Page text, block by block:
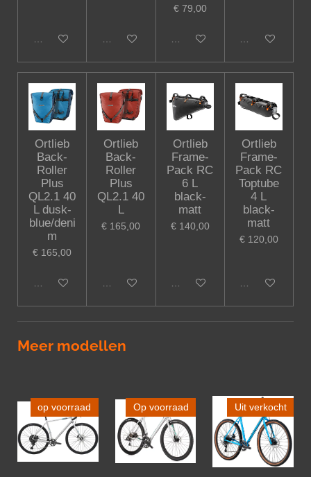
In winkelwagen In winkelwagen
€ 79,00
In winkelwagen In winkelwagen
Ortlieb
Back-
Roller
Plus
QL2.1 40
L dusk-
blue/deni
m
€ 165,00
In winkelwagen
Ortlieb
Back-
Roller
Plus
QL2.1 40
L
€ 165,00
In winkelwagen
Ortlieb
Frame-
Pack RC
6 L
black-
matt
€ 140,00
In winkelwagen
Ortlieb
Frame-
Pack RC
Toptube
4 L
black-
matt
€ 120,00
In winkelwagen
Meer modellen
op voorraad Op voorraad Uit verkocht